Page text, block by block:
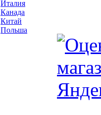
Италия
Канада
Китай
Польша